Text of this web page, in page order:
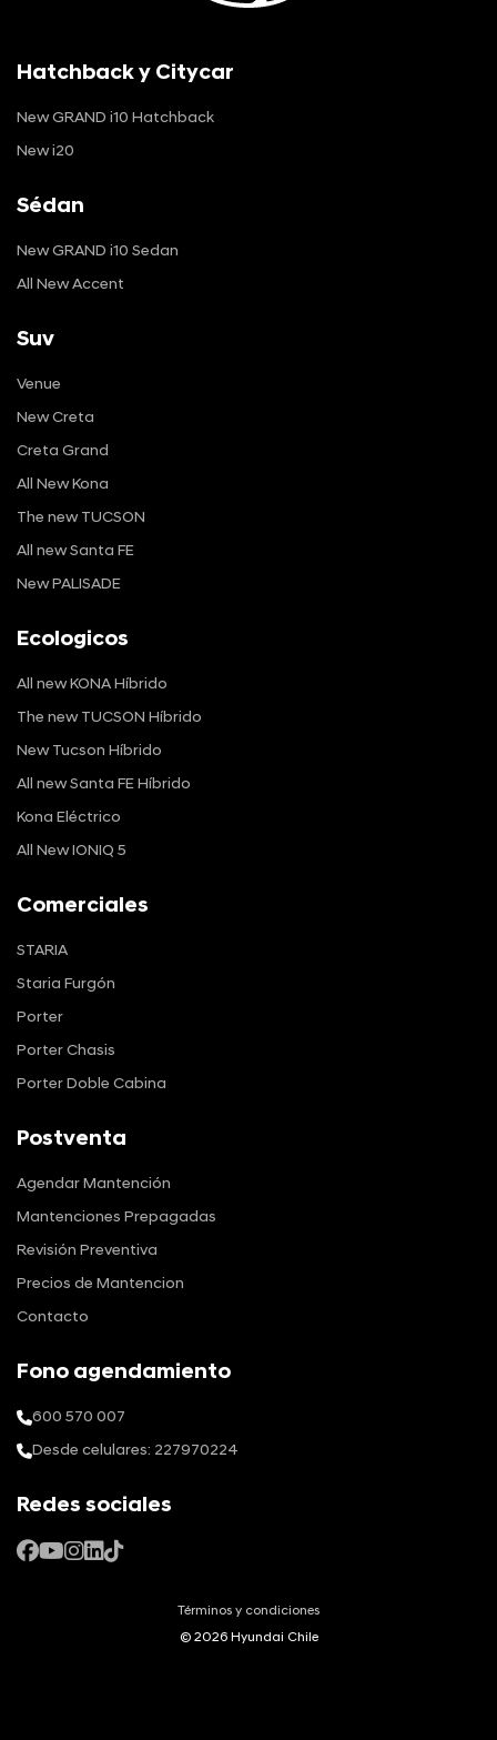
Hatchback y Citycar
New GRAND i10 Hatchback
New i20
Sédan
New GRAND i10 Sedan
All New Accent
Suv
Venue
New Creta
Creta Grand
All New Kona
The new TUCSON
All new Santa FE
New PALISADE
Ecologicos
All new KONA Híbrido
The new TUCSON Híbrido
New Tucson Híbrido
All new Santa FE Híbrido
Kona Eléctrico
All New IONIQ 5
Comerciales
STARIA
Staria Furgón
Porter
Porter Chasis
Porter Doble Cabina
Postventa
Agendar Mantención
Mantenciones Prepagadas
Revisión Preventiva
Precios de Mantencion
Contacto
Fono agendamiento
600 570 007
Desde celulares: 227970224
Redes sociales
Términos y condiciones
© 2026 Hyundai Chile